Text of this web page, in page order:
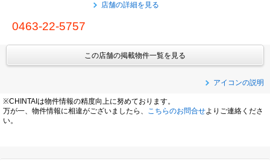
店舗の詳細を見る
0463-22-5757
この店舗の掲載物件一覧を見る
アイコンの説明
※CHINTAIは物件情報の精度向上に努めております。
万が一、物件情報に相違がございましたら、
こちらのお問合せよりご連絡くださ
い。